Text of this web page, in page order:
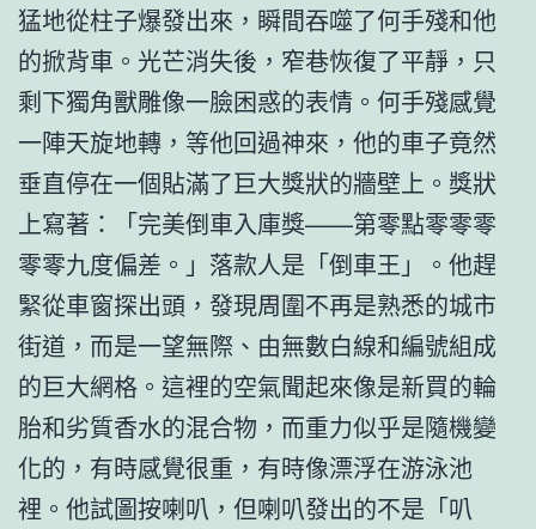
猛地從柱子爆發出來，瞬間吞噬了何手殘和他
的掀背車。光芒消失後，窄巷恢復了平靜，只
剩下獨角獸雕像一臉困惑的表情。何手殘感覺
一陣天旋地轉，等他回過神來，他的車子竟然
垂直停在一個貼滿了巨大獎狀的牆壁上。獎狀
上寫著：「完美倒車入庫獎——第零點零零零
零零九度偏差。」落款人是「倒車王」。他趕
緊從車窗探出頭，發現周圍不再是熟悉的城市
街道，而是一望無際、由無數白線和編號組成
的巨大網格。這裡的空氣聞起來像是新買的輪
胎和劣質香水的混合物，而重力似乎是隨機變
化的，有時感覺很重，有時像漂浮在游泳池
裡。他試圖按喇叭，但喇叭發出的不是「叭